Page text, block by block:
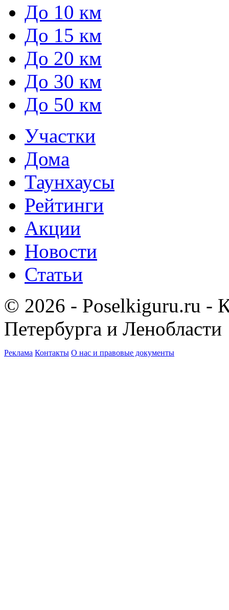
До 10 км
До 15 км
До 20 км
До 30 км
До 50 км
Участки
Дома
Таунхаусы
Рейтинги
Акции
Новости
Статьи
© 2026 - Poselkiguru.ru -
Петербурга и Ленобласти
Реклама Контакты О нас и правовые документы